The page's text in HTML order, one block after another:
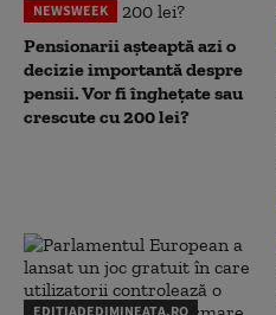
NEWSWEEK
Pensionarii așteaptă azi o
decizie importantă despre
pensii. Vor fi înghețate sau
crescute cu 200 lei?
EDITIADEDIMINEATA.RO